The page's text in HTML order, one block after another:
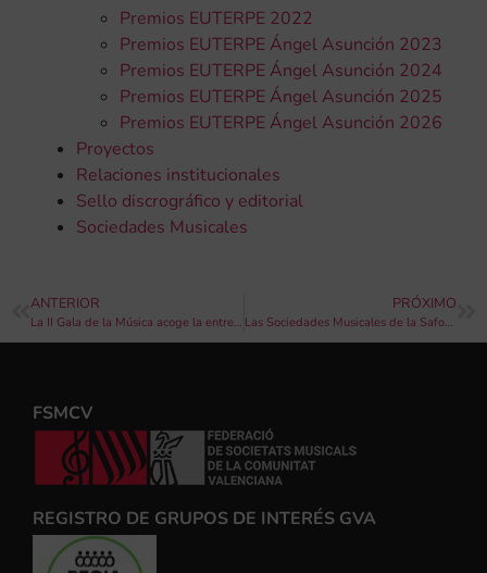
Premios EUTERPE 2022
Premios EUTERPE Ángel Asunción 2023
Premios EUTERPE Ángel Asunción 2024
Premios EUTERPE Ángel Asunción 2025
Premios EUTERPE Ángel Asunción 2026
Proyectos
Relaciones institucionales
Sello discrográfico y editorial
Sociedades Musicales
ANTERIOR
La II Gala de la Música acoge la entrega de los Premios Orpheo 2016 en Sagunto
PRÓXIMO
Las Sociedades Musicales de la Safor-Valldigna celebran la XIII Gala de Música
FSMCV
REGISTRO DE GRUPOS DE INTERÉS GVA